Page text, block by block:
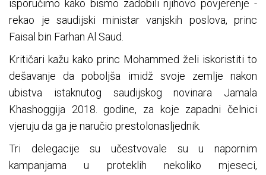
isporučimo kako bismo zadobili njihovo povjerenje -
rekao je saudijski ministar vanjskih poslova, princ
Faisal bin Farhan Al Saud.
Kritičari kažu kako princ Mohammed želi iskoristiti to
dešavanje da poboljša imidž svoje zemlje nakon
ubistva istaknutog saudijskog novinara Jamala
Khashoggija 2018. godine, za koje zapadni čelnici
vjeruju da ga je naručio prestolonasljednik.
Tri delegacije su učestvovale su u napornim
kampanjama u proteklih nekoliko mjeseci,